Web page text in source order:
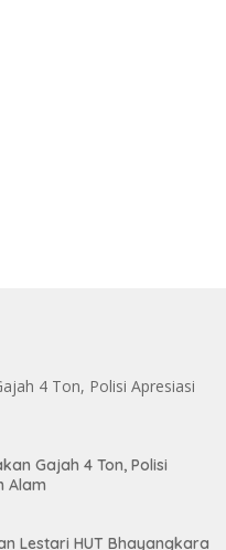
Gajah 4 Ton, Polisi
Alam
Lestari HUT Bhayangkara